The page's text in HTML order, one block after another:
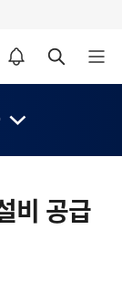
알림설정 바로가기 검색 바로가기 메뉴 열기
비 공급